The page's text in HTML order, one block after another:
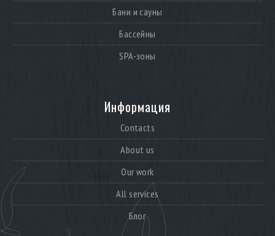
Бани и сауны
Бассейны
SPA-зоны
Информация
Contacts
About us
Our work
All services
Блог